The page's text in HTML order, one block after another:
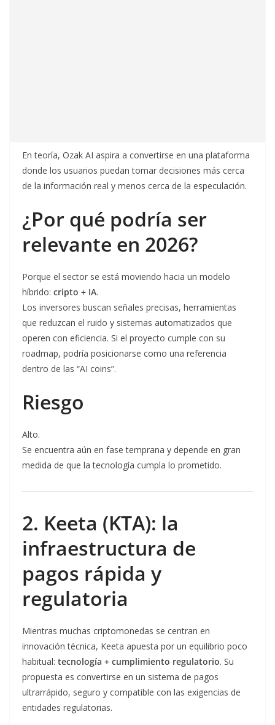
En teoría, Ozak AI aspira a convertirse en una plataforma
donde los usuarios puedan tomar decisiones más cerca
de la información real y menos cerca de la especulación.
¿Por qué podría ser
relevante en 2026?
Porque el sector se está moviendo hacia un modelo
híbrido: cripto + IA.
Los inversores buscan señales precisas, herramientas
que reduzcan el ruido y sistemas automatizados que
operen con eficiencia. Si el proyecto cumple con su
roadmap, podría posicionarse como una referencia
dentro de las “AI coins”.
Riesgo
Alto.
Se encuentra aún en fase temprana y depende en gran
medida de que la tecnología cumpla lo prometido.
2. Keeta (KTA): la
infraestructura de
pagos rápida y
regulatoria
Mientras muchas criptomonedas se centran en
innovación técnica, Keeta apuesta por un equilibrio poco
habitual: tecnología + cumplimiento regulatorio. Su
propuesta es convertirse en un sistema de pagos
ultrarrápido, seguro y compatible con las exigencias de
entidades regulatorias.